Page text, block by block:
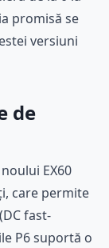
promisă se
versiuni
de
EX60
care permite
fast-
P6 suportă o